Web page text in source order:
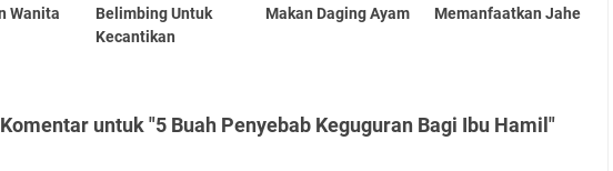
Wanita
Belimbing Untuk
Kecantikan
Makan Daging Ayam
Memanfaatkan Jahe
untuk "5 Buah Penyebab Keguguran Bagi Ibu Hamil"